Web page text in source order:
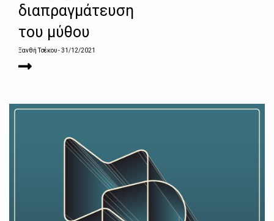
διαπραγμάτευση
του μύθου
Ξανθή Τσέκου- 31/12/2021